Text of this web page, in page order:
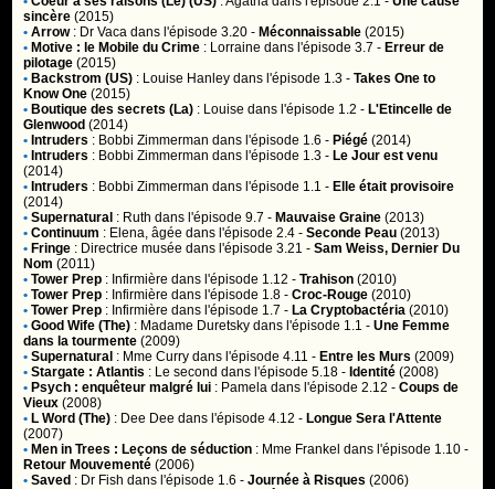
sincère (2015)
• Arrow: Dr Vaca dans l'épisode 3.20 - Méconnaissable (2015)
• Motive : le Mobile du Crime : Lorraine dans l'épisode 3.7 - Erreur de
pilotage (2015)
• Backstrom (US) : Louise Hanley dans l'épisode 1.3 -Takes One to
Know One (2015)
• Boutique des secrets (La) : Louise dans l'épisode 1.2 - L'Etincelle de
Glenwood (2014)
• Intruders : Bobbi Zimmerman dans l'épisode 1.6 - Piégé (2014)
• Intruders : Bobbi Zimmerman dans l'épisode 1.3 - Le Jour est venu
(2014)
• Intruders : Bobbi Zimmerman dans l'épisode 1.1 - Elle était provisoire
(2014)
• Supernatural : Ruth dans l'épisode 9.7 - Mauvaise Graine (2013)
• Continuum : Elena, âgée dans l'épisode 2.4 -Seconde Peau (2013)
• Fringe : Directrice musée dans l'épisode 3.21 -Sam Weiss, Dernier Du
Nom (2011)
• Tower Prep : Infirmière dans l'épisode 1.12 -Trahison (2010)
• Tower Prep : Infirmière dans l'épisode 1.8 -Croc-Rouge (2010)
• Tower Prep : Infirmière dans l'épisode 1.7 - La Cryptobactéria (2010)
• Good Wife (The) : Madame Duretsky dans l'épisode 1.1 -Une Femme
dans la tourmente (2009)
• Supernatural : Mme Curry dans l'épisode 4.11 - Entre les Murs (2009)
• Stargate : Atlantis : Le second dans l'épisode 5.18 - Identité (2008)
• Psych : enquêteur malgré lui : Pamela dans l'épisode 2.12 -Coups de
Vieux (2008)
• L Word (The) : Dee Dee dans l'épisode 4.12 - Longue Sera l'Attente
(2007)
• Men in Trees : Leçons de séduction : Mme Frankel dans l'épisode 1.10 -
Retour Mouvementé (2006)
• Saved : Dr Fish dans l'épisode 1.6 -Journée à Risques (2006)